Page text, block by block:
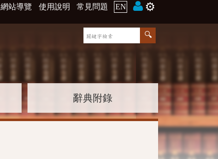
網站導覽 使用說明 常見問題 EN ⚙️
辭典附錄